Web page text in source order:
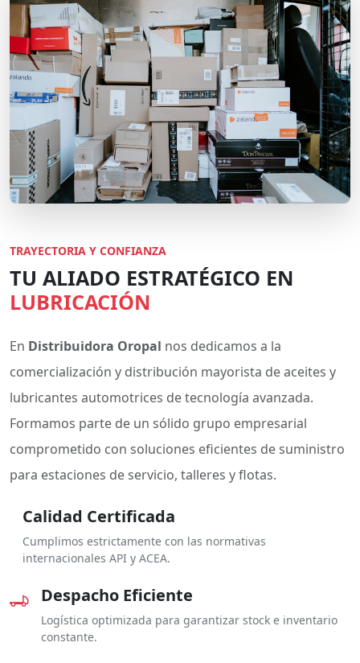
TRAYECTORIA Y CONFIANZA
TU ALIADO ESTRATÉGICO EN
LUBRICACIÓN
En Distribuidora Oropal nos dedicamos a la
comercialización y distribución mayorista de aceites y
lubricantes automotrices de tecnología avanzada.
Formamos parte de un sólido grupo empresarial
comprometido con soluciones eficientes de suministro
para estaciones de servicio, talleres y flotas.
Calidad Certificada
Cumplimos estrictamente con las normativas
internacionales API y ACEA.
Despacho Eficiente
Logística optimizada para garantizar stock e inventario
constante.